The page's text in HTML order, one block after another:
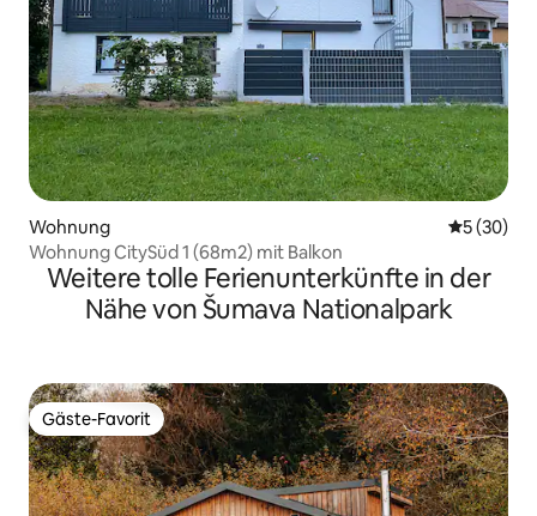
Wohnung
5 (30)
Wohnung CitySüd 1 (68m2) mit Balkon
Weitere tolle Ferienunterkünfte in der
Nähe von Šumava Nationalpark
Gäste-Favorit
Gäste-Favorit